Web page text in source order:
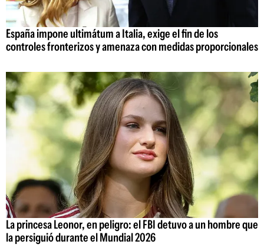
España impone ultimátum a Italia, exige el fin de los
controles fronterizos y amenaza con medidas proporcionales
La princesa Leonor, en peligro: el FBI detuvo a un hombre que
la persiguió durante el Mundial 2026